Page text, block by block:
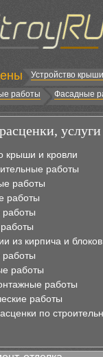
Устройство
работы
Фасадные
услуги
крыши и кровли
работы
работы
работы
из кирпича и блоков
работы
работы
работы
по